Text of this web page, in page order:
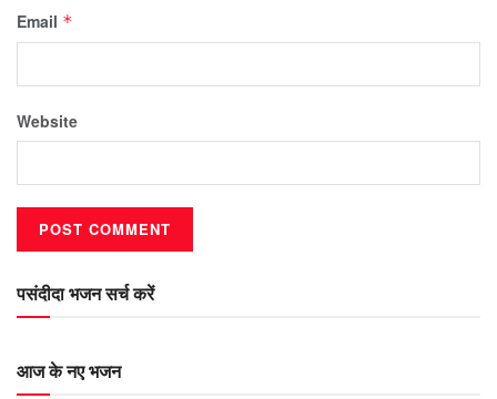
Email *
Website
पसंदीदा भजन सर्च करें
आज के नए भजन